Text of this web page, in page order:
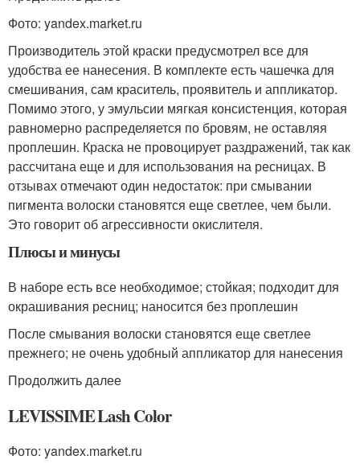
Фото: yandex.market.ru
Производитель этой краски предусмотрел все для
удобства ее нанесения. В комплекте есть чашечка для
смешивания, сам краситель, проявитель и аппликатор.
Помимо этого, у эмульсии мягкая консистенция, которая
равномерно распределяется по бровям, не оставляя
проплешин. Краска не провоцирует раздражений, так как
рассчитана еще и для использования на ресницах. В
отзывах отмечают один недостаток: при смывании
пигмента волоски становятся еще светлее, чем были.
Это говорит об агрессивности окислителя.
Плюсы и минусы
В наборе есть все необходимое; стойкая; подходит для
окрашивания ресниц; наносится без проплешин
После смывания волоски становятся еще светлее
прежнего; не очень удобный аппликатор для нанесения
Продолжить далее
LEVISSIME Lash Color
Фото: yandex.market.ru